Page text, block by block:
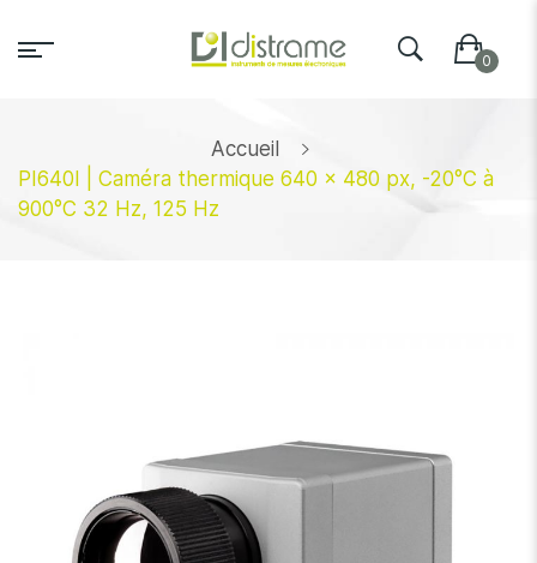
Accueil
PI640I | Caméra thermique 640 x 480 px, -20°C à
900°C 32 Hz, 125 Hz